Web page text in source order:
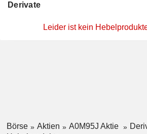
Derivate
Leider ist kein
Börse Aktien A0M95J Aktie